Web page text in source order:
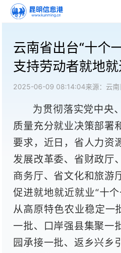
云南省出台“十个
支持劳动者就地
2025-06-09 08:14:04来源：云南
为贯彻落实党中央
质量充分就业决策部署
要求，近日，省人力资
发展改革委、省财政厅
商务厅、省文化和旅游
促进就地就近就业“十个
从高原特色农业稳定一
一批、口岸强县集聚一
园承接一批、返乡兴乡